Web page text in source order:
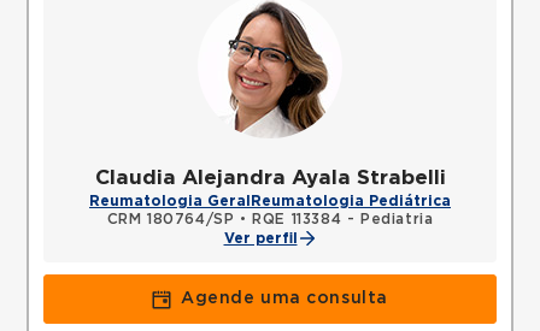
Claudia Alejandra Ayala Strabelli
Reumatologia Geral Reumatologia Pediátrica
CRM 180764/SP •
RQE 113384 - Pediatria
Ver perfil
Agende uma consulta